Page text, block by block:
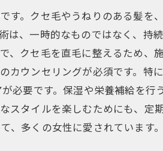
。クセ毛やうねりのある髪を
、一時的なものではなく、持
クセ毛を直毛に整えるため、
ウンセリングが必須です。特
必要です。保湿や栄養補給を行
タイルを楽しむためにも、定
多くの女性に愛されています。